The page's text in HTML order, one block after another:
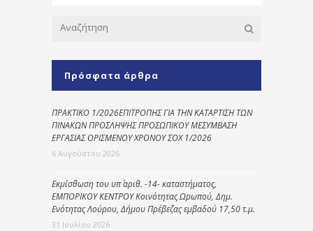
Πρόσφατα άρθρα
ΠΡΑΚΤΙΚΟ 1/2026ΕΠΙΤΡΟΠΗΣ ΓΙΑ ΤΗΝ ΚΑΤΑΡΤΙΣΗ ΤΩΝ
ΠΙΝΑΚΩΝ ΠΡΟΣΛΗΨΗΣ ΠΡΟΣΩΠΙΚΟΥ ΜΕΣΥΜΒΑΣΗ
ΕΡΓΑΣΙΑΣ ΟΡΙΣΜΕΝΟΥ ΧΡΟΝΟΥ ΣΟΧ 1/2026
6 Αυγούστου 2026
Εκμίσθωση του υπ΄ αριθ. -14- καταστήματος,
ΕΜΠΟΡΙΚΟΥ ΚΕΝΤΡΟΥ Κοινότητας Ωρωπού, Δημ.
Ενότητας Λούρου, Δήμου Πρέβεζας εμβαδού 17,50 τ.μ.
31 Ιουλίου 2026